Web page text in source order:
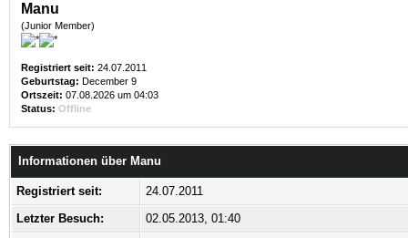
Manu
(Junior Member)
Registriert seit: 24.07.2011
Geburtstag: December 9
Ortszeit: 07.08.2026 um 04:03
Status: Offline
Informationen über Manu
Registriert seit:
24.07.2011
Letzter Besuch:
02.05.2013, 01:40